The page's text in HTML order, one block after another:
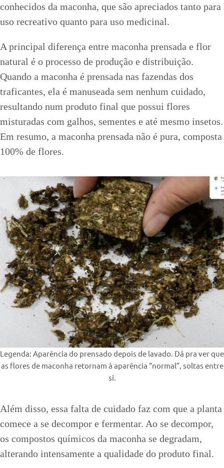
conhecidos da maconha, que são apreciados tanto para
uso recreativo quanto para uso medicinal.
A principal diferença entre maconha prensada e flor
natural é o processo de produção e distribuição.
Quando a maconha é prensada nas fazendas dos
traficantes, ela é manuseada sem nenhum cuidado,
resultando num produto final que possui flores
misturadas com galhos, sementes e até mesmo insetos.
Em resumo, a maconha prensada não é pura, composta
100% de flores.
Legenda: Aparência do prensado depois de lavado. Dá pra ver que
as flores de maconha retornam à aparência “normal”, soltas entre
si.
Além disso, essa falta de cuidado faz com que a planta
comece a se decompor e fermentar. Ao se decompor,
os compostos químicos da maconha se degradam,
alterando intensamente a qualidade do produto final.